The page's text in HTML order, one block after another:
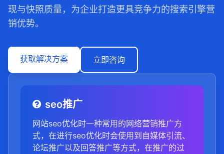
现与快照质量，为企业打造更具竞争力的搜索引擎营
销优势。
获取解决方案 立即咨询
seo推广
网站seo优化时一种常用的网络营销推广方
式，在进行seo优化时会使用到自媒体引流、
论坛推广以及回答推广等方式，在推广的过